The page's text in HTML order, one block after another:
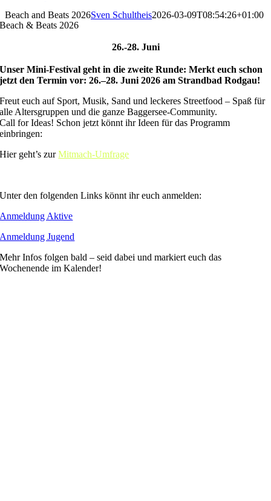
Beach and Beats 2026Sven Schultheis2026-03-09T08:54:26+01:00
Beach & Beats 2026
26.-28. Juni
Unser Mini-Festival geht in die zweite Runde: Merkt euch schon
jetzt den Termin vor: 26.–28. Juni 2026 am Strandbad Rodgau!
Freut euch auf Sport, Musik, Sand und leckeres Streetfood – Spaß für
alle Altersgruppen und die ganze Baggersee-Community.
Call for Ideas! Schon jetzt könnt ihr Ideen für das Programm
einbringen:
Hier geht’s zurMitmach-Umfrage
Unter den folgenden Links könnt ihr euch anmelden:
Anmeldung Aktive
Anmeldung Jugend
Mehr Infos folgen bald – seid dabei und markiert euch das
Wochenende im Kalender!